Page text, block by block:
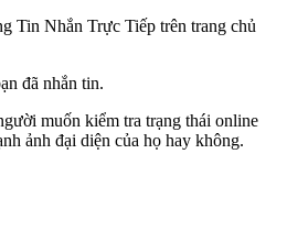
Tin Nhắn Trực Tiếp trên trang chủ
đã nhắn tin.
muốn kiểm tra trạng thái online
ảnh đại diện của họ hay không.